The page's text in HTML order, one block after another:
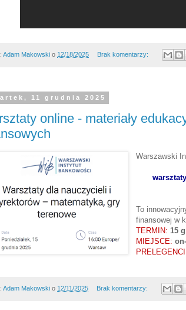
Adam Makowski o 12/18/2025 Brak komentarzy:
11 grudnia 2025
online - materiały
Warszawski
To
finansowej w
TERMIN: 15
MIEJSCE:
Adam Makowski o 12/11/2025 Brak komentarzy: